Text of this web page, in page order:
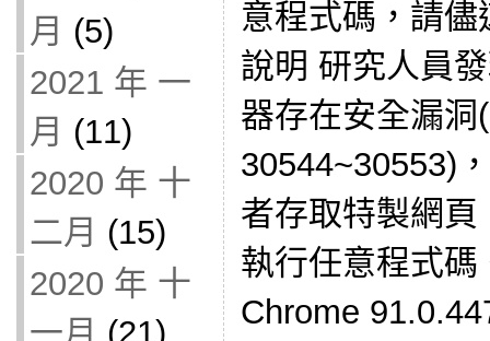
月 (5)
2021 年 一
月 (11)
2020 年 十
二月 (15)
2020 年 十
一月 (21)
意程式碼，請
說明 研究人員
器存在安全漏洞
30544~30553)
者存取特製網
執行任意程式
Chrome